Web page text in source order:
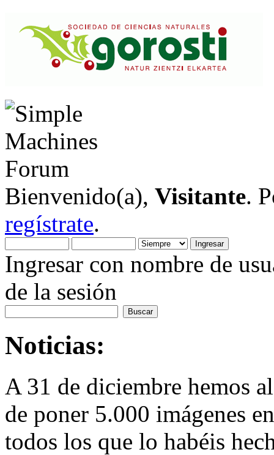
Bienvenido(a), Visitante.
regístrate.
Ingresar con nombre de
de la sesión
Noticias:
A 31 de diciembre hemos
de poner 5.000 imágenes
todos los que lo habéis